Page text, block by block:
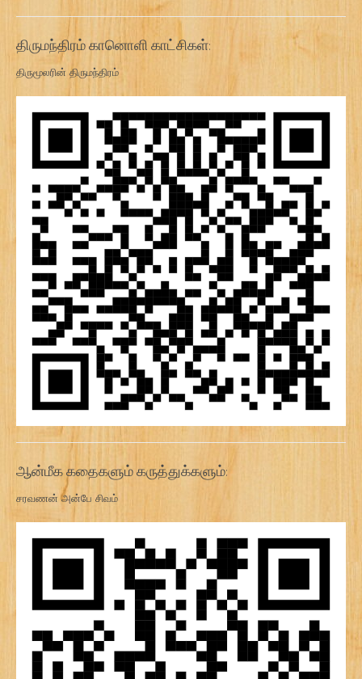
திருமந்திரம் கானொளி காட்சிகள்:
திருமூலரின் திருமந்திரம்
ஆன்மீக கதைகளும் கருத்துக்களும்:
சரவணன் அன்பே சிவம்